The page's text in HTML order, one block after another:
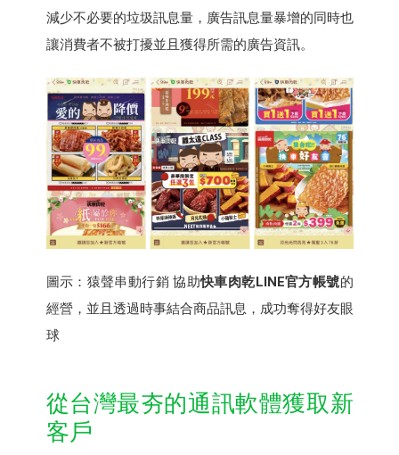
減少不必要的垃圾訊息量，廣告訊息量暴增的同時也
讓消費者不被打擾並且獲得所需的廣告資訊。
圖示：猿聲串動行銷 協助快車肉乾LINE官方帳號的
經營，並且透過時事結合商品訊息，成功奪得好友眼
球
從台灣最夯的通訊軟體獲取新
客戶